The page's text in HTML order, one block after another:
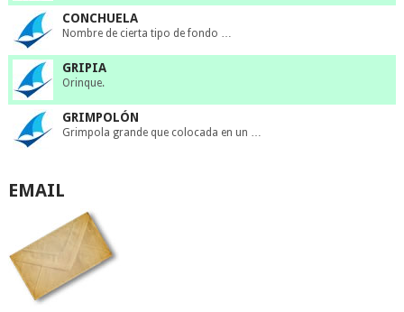
CONCHUELA
Nombre de cierta tipo de fondo …
GRIPIA
Orinque.
GRIMPOLÓN
Grimpola grande que colocada en un …
EMAIL